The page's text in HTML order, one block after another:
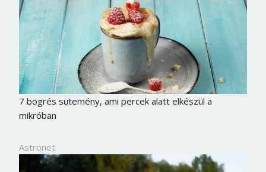
7 bögrés sütemény, ami percek alatt elkészül a
mikróban
Astronet